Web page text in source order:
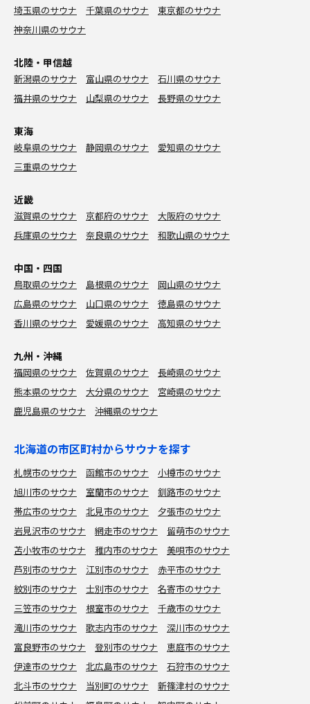
埼玉県のサウナ
千葉県のサウナ
東京都のサウナ
神奈川県のサウナ
北陸・甲信越
新潟県のサウナ 富山県のサウナ
石川県のサウナ
福井県のサウナ
山梨県のサウナ 長野県のサウナ
東海
岐阜県のサウナ 静岡県のサウナ
愛知県のサウナ
三重県のサウナ
近畿
滋賀県のサウナ 京都府のサウナ
大阪府のサウナ
兵庫県のサウナ
奈良県のサウナ 和歌山県のサウナ
中国・四国
鳥取県のサウナ 島根県のサウナ
岡山県のサウナ
広島県のサウナ
山口県のサウナ
徳島県のサウナ
香川県のサウナ
愛媛県のサウナ 高知県のサウナ
九州・沖縄
福岡県のサウナ 佐賀県のサウナ
長崎県のサウナ
熊本県のサウナ
大分県のサウナ
宮崎県のサウナ
鹿児島県のサウナ
沖縄県のサウナ
北海道の市区町村からサウナを探す
札幌市のサウナ 函館市のサウナ
小樽市のサウナ
旭川市のサウナ
室蘭市のサウナ
釧路市のサウナ
帯広市のサウナ
北見市のサウナ
夕張市のサウナ
岩見沢市のサウナ
網走市のサウナ
留萌市のサウナ
苫小牧市のサウナ
稚内市のサウナ
美唄市のサウナ
芦別市のサウナ
江別市のサウナ
赤平市のサウナ
紋別市のサウナ
士別市のサウナ
名寄市のサウナ
三笠市のサウナ
根室市のサウナ
千歳市のサウナ
滝川市のサウナ
歌志内市のサウナ
深川市のサウナ
富良野市のサウナ
登別市のサウナ
恵庭市のサウナ
伊達市のサウナ
北広島市のサウナ
石狩市のサウナ
北斗市のサウナ
当別町のサウナ
新篠津村のサウナ